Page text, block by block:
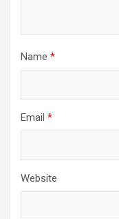
Name *
Email *
Website